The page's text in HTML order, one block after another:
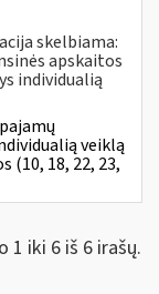
skelbiama:
apskaitos
individualią
veiklą
(10, 18, 22, 23,
1 iki 6 iš 6 irašų.